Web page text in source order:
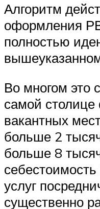
Алгоритм
оформления
полностью
Во многом это
самой
вакантных
больше 2
больше 8
услуг
существенно